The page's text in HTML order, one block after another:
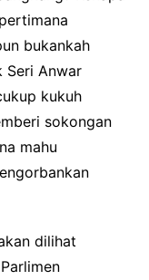
bukankah
Seri Anwar
kukuh
sokongan
mahu
dilihat